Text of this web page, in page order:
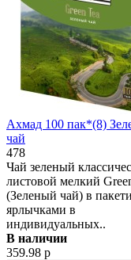
Ахмад 100 пак*(8)
чай
478
Чай зеленый
листовой мелкий
(Зеленый чай) в
ярлычками в
индивидуальных..
В наличии
359.98 р